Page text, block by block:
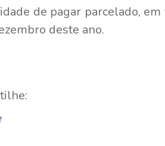
de pagar parcelado,
deste ano.